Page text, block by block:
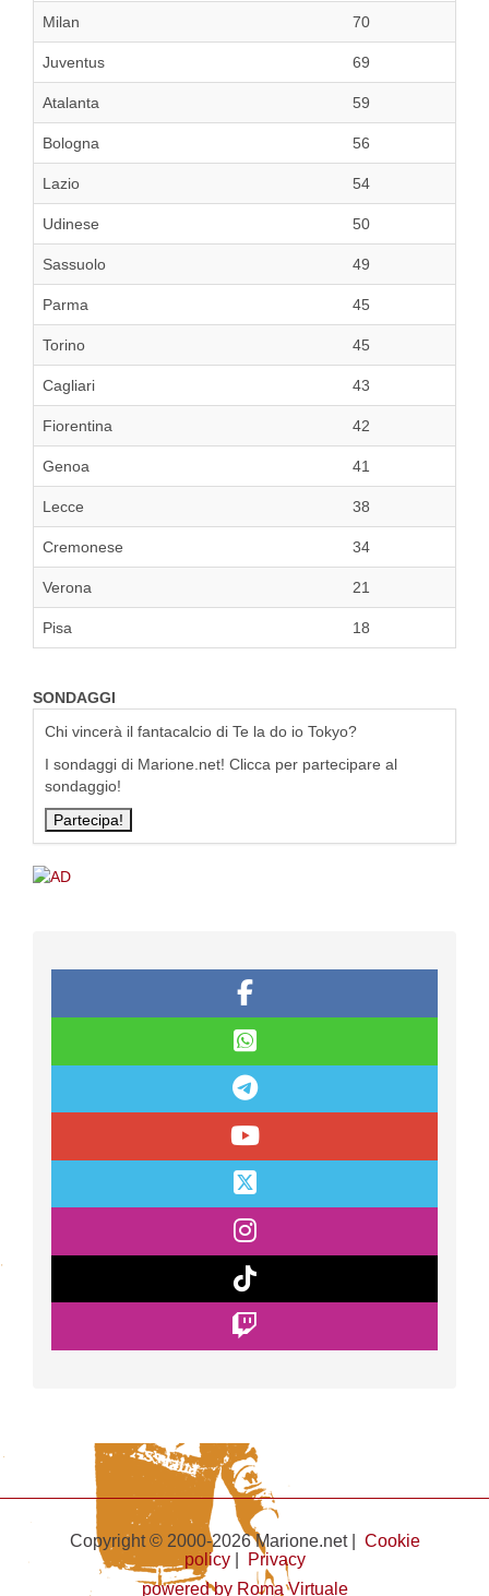
Milan 70
Juventus 69
Atalanta 59
Bologna 56
Lazio 54
Udinese 50
Sassuolo 49
Parma 45
Torino 45
Cagliari 43
Fiorentina 42
Genoa 41
Lecce 38
Cremonese 34
Verona 21
Pisa 18
SONDAGGI
Chi vincerà il fantacalcio di Te la do io Tokyo?
I sondaggi di Marione.net! Clicca per partecipare al
sondaggio!
Copyright © 2000-2026 Marione.net | Cookie
policy|
Privacy
powered by Roma Virtuale